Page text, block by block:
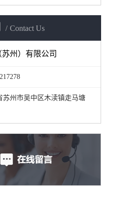
Contact Us
州）有限公司
苏州市吴中区木渎镇走马塘